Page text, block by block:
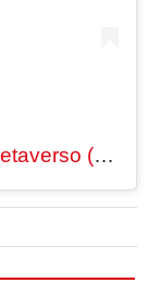
Um post compartilhado por BR Metaverso (@brmetaverso)